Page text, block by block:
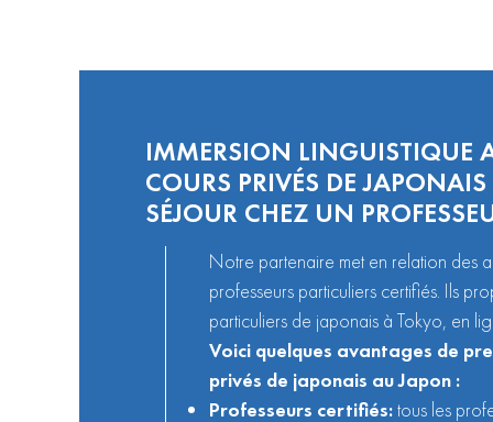
IMMERSION LINGUISTIQUE
COURS PRIVÉS DE JAPONAIS
SÉJOUR CHEZ UN
Notre partenaire met en relation des
professeurs particuliers certifiés. Ils
particuliers de japonais à Tokyo, en
Voici quelques avantages de
privés de japonais au Japon :
Professeurs certifiés:tous les